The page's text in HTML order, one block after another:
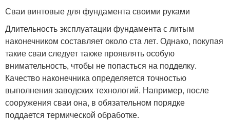
Сваи винтовые для фундамента своими руками
Длительность эксплуатации фундамента с литым
наконечником составляет около ста лет. Однако, покупая
такие сваи следует также проявлять особую
внимательность, чтобы не попасться на подделку.
Качество наконечника определяется точностью
выполнения заводских технологий. Например, после
сооружения сваи она, в обязательном порядке
поддается термической обработке.